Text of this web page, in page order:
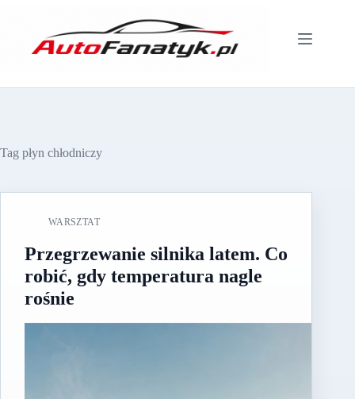
Tag płyn chłodniczy
WARSZTAT
Przegrzewanie silnika latem. Co
robić, gdy temperatura nagle
rośnie